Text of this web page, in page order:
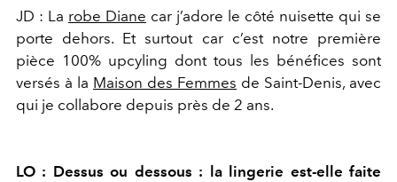
JD : La robe Diane car j’adore le côté nuisette qui se
porte dehors. Et surtout car c’est notre première
pièce 100% upcyling dont tous les bénéfices sont
versés à la Maison des Femmes de Saint-Denis, avec
qui je collabore depuis près de 2 ans.
LO : Dessus ou dessous : la lingerie est-elle faite